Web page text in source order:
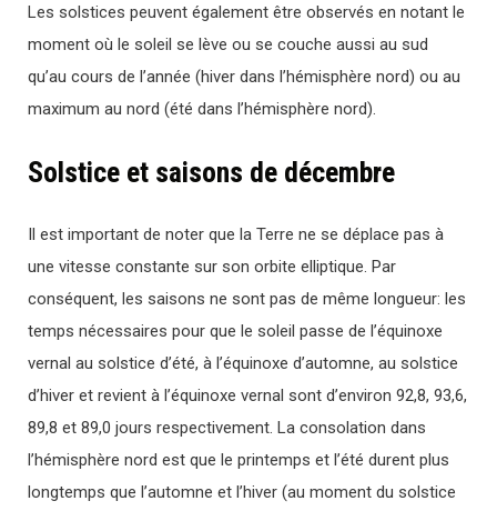
Les solstices peuvent également être observés en notant le
moment où le soleil se lève ou se couche aussi au sud
qu’au cours de l’année (hiver dans l’hémisphère nord) ou au
maximum au nord (été dans l’hémisphère nord).
Solstice et saisons de décembre
Il est important de noter que la Terre ne se déplace pas à
une vitesse constante sur son orbite elliptique. Par
conséquent, les saisons ne sont pas de même longueur: les
temps nécessaires pour que le soleil passe de l’équinoxe
vernal au solstice d’été, à l’équinoxe d’automne, au solstice
d’hiver et revient à l’équinoxe vernal sont d’environ 92,8, 93,6,
89,8 et 89,0 jours respectivement. La consolation dans
l’hémisphère nord est que le printemps et l’été durent plus
longtemps que l’automne et l’hiver (au moment du solstice